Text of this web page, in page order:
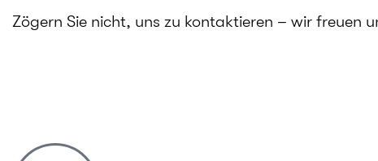
Zögern Sie nicht, uns zu kontaktieren – wir freuen